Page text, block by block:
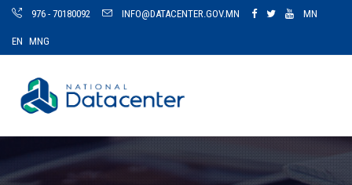
976 - 70180092 INFO@DATACENTER.GOV.MN MN
EN MNG